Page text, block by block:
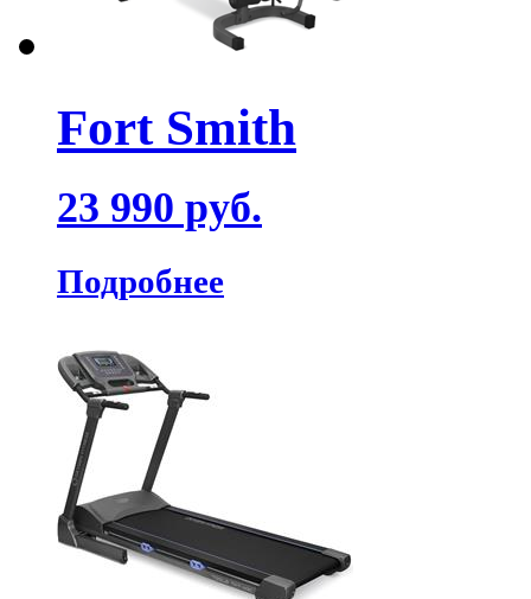
Fort Smith
23 990 руб.
Подробнее